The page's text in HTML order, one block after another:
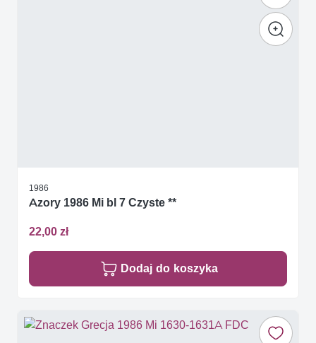
1986
Azory 1986 Mi bl 7 Czyste **
22,00 zł
Dodaj do koszyka